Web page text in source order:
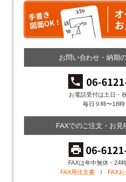
お問い合わせ・納期
お電話受付は土日・
毎日９時〜18
FAXでのご注文・お見
FAXは年中無休・24
FAX用注文書/ FAX